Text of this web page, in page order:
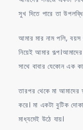
সুখ দিতে পারে তা
আমার মার নাম পলি,
নিয়েই আমার
সাথে বাবার যেকোন এক
তারপর থেকে মা আমাদের
করে। মা একটা বুটিক
মাধ্যমেই উঠে যায়।